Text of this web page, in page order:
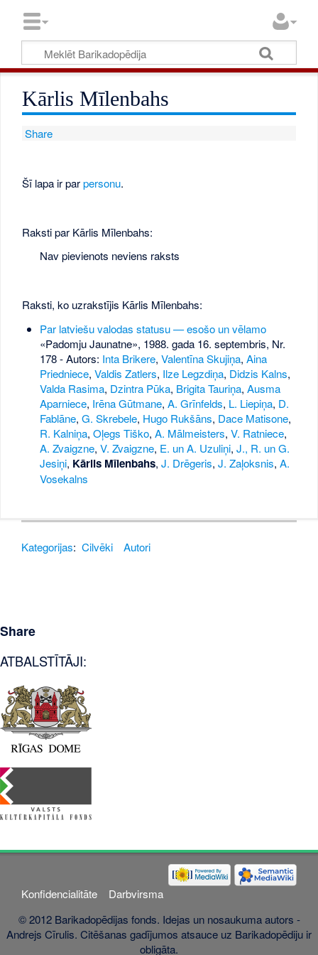
Kārlis Mīlenbahs
Share
Šī lapa ir parpersonu.
Raksti par Kārlis Mīlenbahs:
Nav pievienots neviens raksts
Raksti, ko uzrakstījis Kārlis Mīlenbahs:
Par latviešu valodas statusu — esošo un vēlamo
«Padomju Jaunatne», 1988. gada 16. septembris, Nr.
178- Autors: Inta Brikere, Valentīna Skujiņa, Aina
Priedniece, Valdis Zatlers, Ilze Legzdiņa, Didzis Kalns,
Valda Rasima, Dzintra Pūka, Brigita Tauriņa, Ausma
Aparniece, Irēna Gūtmane, A. Grīnfelds, L. Liepiņa, D.
Fablāne, G. Skrebele, Hugo Rukšāns, Dace Matisone,
R. Kalniņa, Oļegs Tiško, A. Mālmeisters, V. Ratniece,
A. Zvaigzne, V. Zvaigzne, E. un A. Uzuliņi, J., R. un G.
Jesiņi, Kārlis Mīlenbahs, J. Drēgeris, J. Zaļoksnis, A.
Vosekalns
Kategorijas: Cilvēki Autori
Share
ATBALSTĪTĀJI:
Konfidencialitāte
Darbvirsma
© 2012 Barikadopēdijas fonds. Idejas un nosaukuma autors -
Andrejs Cīrulis. Citēšanas gadījumos atsauce uz Barikadopēdiju ir
obligāta.